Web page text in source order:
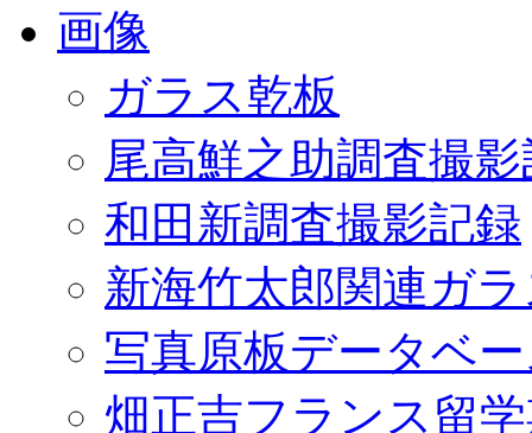
画像
ガラス乾板
尾高鮮之助調査撮
和田新調査撮影記録
新海竹太郎関連ガ
写真原板データベ
畑正吉フランス留